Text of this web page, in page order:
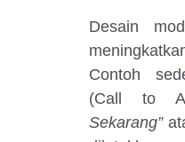
Desain
Contoh
(Call to
Sekarang”